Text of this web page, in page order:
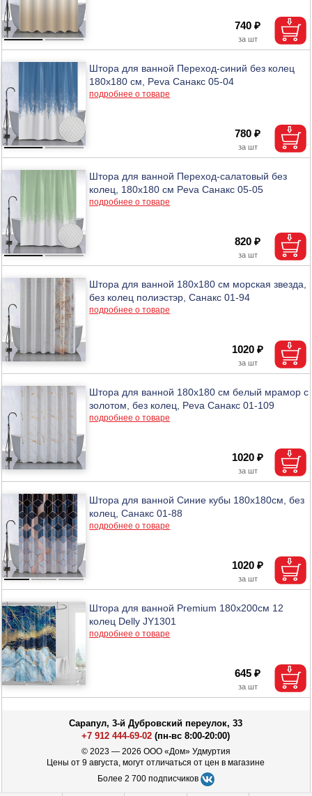
740 ₽
Штора для ванной Переход-синий без колец
180х180 см, Peva Санакс 05-04
подробнее о товаре
780 ₽
Штора для ванной Переход-салатовый без
колец, 180х180 см Peva Санакс 05-05
подробнее о товаре
820 ₽
Штора для ванной 180х180 см морская звезда,
без колец полиэстэр, Санакс 01-94
подробнее о товаре
1020 ₽
Штора для ванной 180х180 см белый мрамор с
золотом, без колец, Peva Санакс 01-109
подробнее о товаре
1020 ₽
Штора для ванной Синие кубы 180х180см, без
колец, Санакс 01-88
подробнее о товаре
1020 ₽
Штора для ванной Premium 180х200см 12
колец Delly JY1301
подробнее о товаре
645 ₽
Сарапул, 3-й Дубровский переулок, 33
+7 912 444-69-02 (пн-вс 8:00-20:00)
© 2023 — 2026 ООО «Дом» Удмуртия
Цены от 9 августа, могут отличаться от цен в магазине
Более 2 700 подписчиков